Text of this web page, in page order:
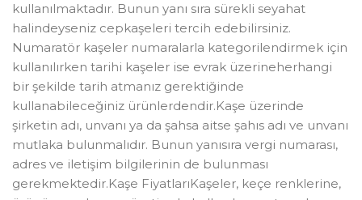
kullanılmaktadır. Bunun yanı sıra sürekli seyahat
halindeyseniz cepkaşeleri tercih edebilirsiniz.
Numaratör kaşeler numaralarla kategorilendirmek için
kullanılırken tarihi kaşeler ise evrak üzerineherhangi
bir şekilde tarih atmanız gerektiğinde
kullanabileceğiniz ürünlerdendir.Kaşe üzerinde
şirketin adı, unvanı ya da şahsa aitse şahıs adı ve unvanı
mutlaka bulunmalıdır. Bunun yanısıra vergi numarası,
adres ve iletişim bilgilerinin de bulunması
gerekmektedir.Kaşe FiyatlarıKaşeler, keçe renklerine,